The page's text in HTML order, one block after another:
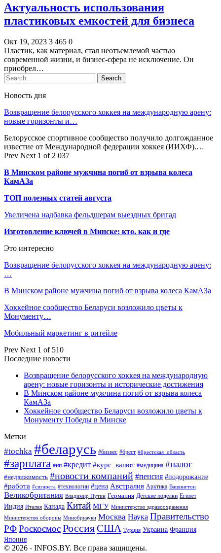
Актуальность использования
пластиковых емкостей для бизнеса
Окт 19, 2023 3 465 0
Пластик, как материал, стал неотъемлемой частью
современной жизни, и бизнес-сфера не исключение. Он
приобрел…
Новость дня
Возвращение белорусского хоккея на международную арену:
новые горизонты и…
Белорусское спортивное сообщество получило долгожданное
известие от Международной федерации хоккея (ИИХФ).…
Prev Next 1 of 2 037
В Минском районе мужчина погиб от взрыва колеса
КамАЗа
ТОП полезных статей августа
Увеличена надбавка фельдшерам выездных бригад
Изготовление ключей в Минске: кто, как и где
Это интересно
Возвращение белорусского хоккея на международную арену:
…
В Минском районе мужчина погиб от взрыва колеса КамАЗа
Хоккейное сообщество Беларуси возложило цветы к
Монументу…
Мобильный маркетинг в ритейле
Prev Next 1 of 510
Последние новости
Возвращение белорусского хоккея на международную
арену: новые горизонты и исторические достижения
В Минском районе мужчина погиб от взрыва колеса
КамАЗа
Хоккейное сообщество Беларуси возложило цветы к
Монументу Победы в Минске
Метки
#tochka #беларусь #бизнес #брест #брестская_область
#зарплата #ип #кредит #курс_валют #медицина #налог
#недвижимость #новости компаний #пенсия #подорожание
#работа #сигарета #технологии #цена Австралия Арктика Вашингтон
Великобритания Владимир Путин Германия Детские поделки Египет
Индия Италия Канада Китай МГУ Министерство здравоохранения
Министерство обороны Минобрнауки Москва Наука Правительство
РФРоскосмосРоссияСША Турция Украина Франция
Япония
© 2026 - INFOS.BY. Все права защищены.